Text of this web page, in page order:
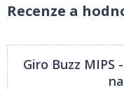
Recenze a
Giro Buzz MIPS